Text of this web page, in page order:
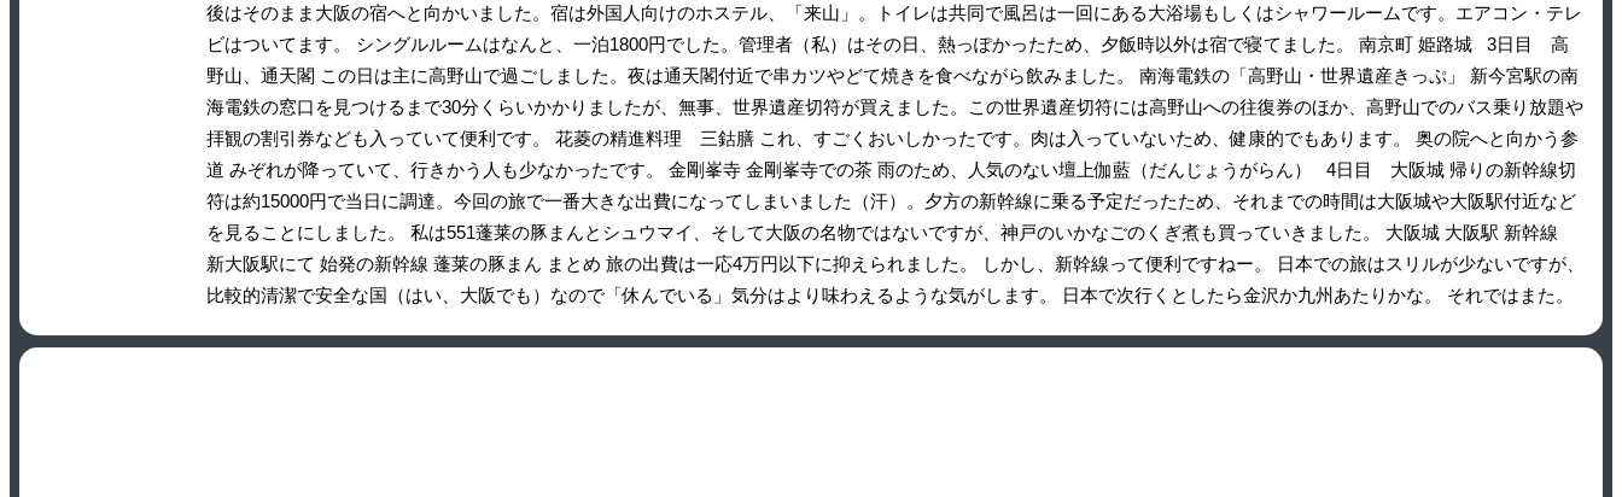
後はそのまま大阪の宿へと向かいました。宿は外国人向けのホステル、「来山」。トイレは共同で風呂は一回にある大浴場もしくはシャワールームです。エアコン・テレ
ビはついてます。 シングルルームはなんと、一泊1800円でした。管理者（私）はその日、熱っぽかったため、夕飯時以外は宿で寝てました。 南京町 姫路城 3日目 高
野山、通天閣 この日は主に高野山で過ごしました。夜は通天閣付近で串カツやどて焼きを食べながら飲みました。 南海電鉄の「高野山・世界遺産きっぷ」 新今宮駅の南
海電鉄の窓口を見つけるまで30分くらいかかりましたが、無事、世界遺産切符が買えました。この世界遺産切符には高野山への往復券のほか、高野山でのバス乗り放題や
拝観の割引券なども入っていて便利です。 花菱の精進料理 三鈷膳 これ、すごくおいしかったです。肉は入っていないため、健康的でもあります。 奥の院へと向かう参
道 みぞれが降っていて、行きかう人も少なかったです。 金剛峯寺 金剛峯寺での茶 雨のため、人気のない壇上伽藍（だんじょうがらん） 4日目 大阪城 帰りの新幹線切
符は約15000円で当日に調達。今回の旅で一番大きな出費になってしまいました（汗）。夕方の新幹線に乗る予定だったため、それまでの時間は大阪城や大阪駅付近など
を見ることにしました。 私は551蓬莱の豚まんとシュウマイ、そして大阪の名物ではないですが、神戸のいかなごのくぎ煮も買っていきました。 大阪城 大阪駅 新幹線
新大阪駅にて 始発の新幹線 蓬莱の豚まん まとめ 旅の出費は一応4万円以下に抑えられました。 しかし、新幹線って便利ですねー。 日本での旅はスリルが少ないですが、
比較的清潔で安全な国（はい、大阪でも）なので「休んでいる」気分はより味わえるような気がします。 日本で次行くとしたら金沢か九州あたりかな。 それではまた。